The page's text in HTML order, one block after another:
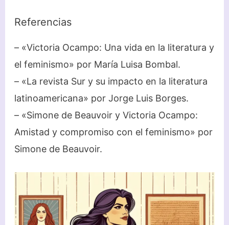
Referencias
– «Victoria Ocampo: Una vida en la literatura y
el feminismo» por María Luisa Bombal.
– «La revista Sur y su impacto en la literatura
latinoamericana» por Jorge Luis Borges.
– «Simone de Beauvoir y Victoria Ocampo:
Amistad y compromiso con el feminismo» por
Simone de Beauvoir.